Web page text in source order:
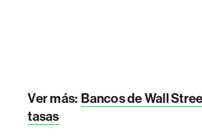
Ver más: Bancos de Wall
tasas